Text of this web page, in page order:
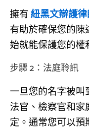
擁有紐黑文辯護
有助於確保您的
始就能保護您的權
步驟 2：法庭聆訊
一旦您的名字被叫
法官、檢察官和
定。通常您可以預